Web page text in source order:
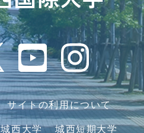
サイトの利用について
城西大学 城西短期大学